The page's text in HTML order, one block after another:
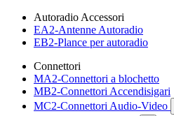
Autoradio Accessori
EA2-Antenne Autoradio
EB2-Plance per autoradio
Connettori
MA2-Connettori a blochetto
MB2-Connettori Accendisigari
MC2-Connettori Audio-Video